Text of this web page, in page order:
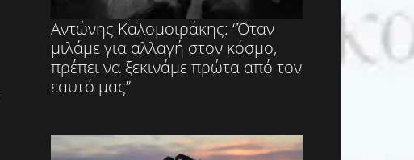
Αντώνης Καλομοιράκης: “Όταν
μιλάμε για αλλαγή στον κόσμο,
πρέπει να ξεκινάμε πρώτα από τον
εαυτό μας”